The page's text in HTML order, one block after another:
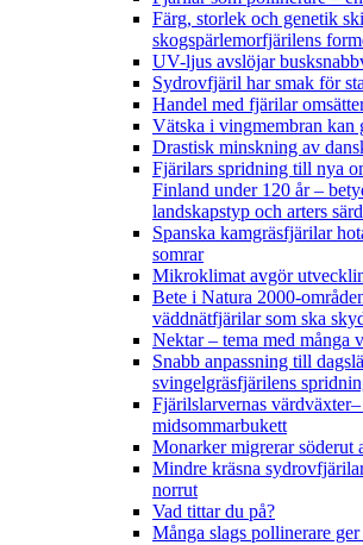
Färg, storlek och genetik
skogspärlemorfjärilens
UV-ljus avslöjar
Sydrovfjäril har smak för
Handel med fjärilar
Vätska i vingmembran kan
Drastisk minskning av
Fjärilars spridning till nya
Finland under 120 år–
landskapstyp och arters
Spanska kamgräsfjärilar
somrar
Mikroklimat avgör
Bete i Natura 2000-
väddnätfjärilar som ska
Nektar – tema med många
Snabb anpassning till
svingelgräsfjärilens
Fjärilslarvernas
midsommarbukett
Monarker migrerar söderut
Mindre kräsna
norrut
Vad tittar du på?
Många slags pollinerare